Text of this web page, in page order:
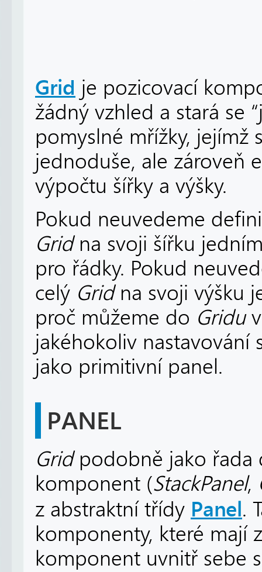
Grid je pozicovací
žádný vzhled a stará se
pomyslné mřížky, jejímž
jednoduše, ale zároveň
výpočtu šířky a výšky.
Pokud neuvedeme
Gridna svoji šířku
pro řádky. Pokud
celý Gridna svoji výšku
proč můžeme do Gridu
jakéhokoliv nastavování
jako primitivní panel.
PANEL
Gridpodobně jako řada
komponent (StackPanel,
z abstraktní třídy Panel.
komponenty, které mají
komponent uvnitř sebe